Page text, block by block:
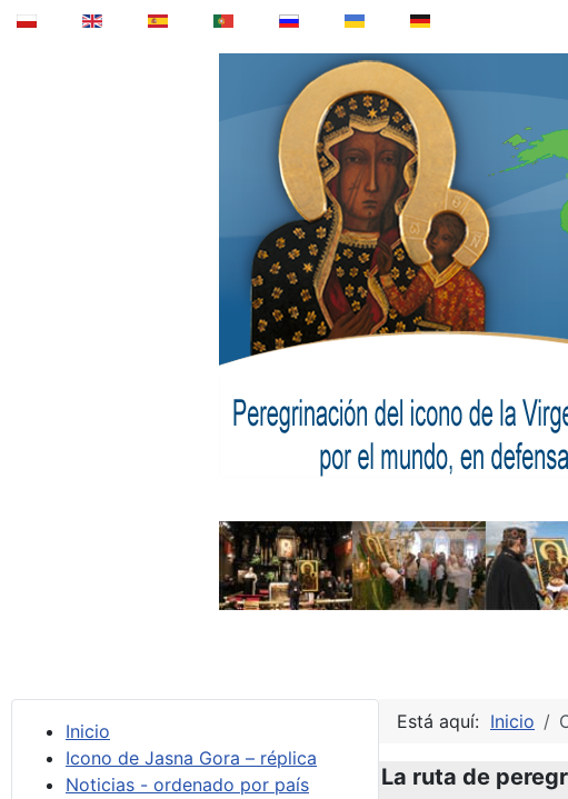
Inicio
Icono de Jasna Gora – réplica
Noticias - ordenado por país
Está aquí: Inicio
La ruta de